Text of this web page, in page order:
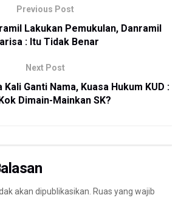
Previous Post
Lakukan Pemukulan, Danramil
: Itu Tidak Benar
Next Post
Ganti Nama, Kuasa Hukum KUD :
Dimain-Mainkan SK?
akan dipublikasikan. Ruas yang wajib